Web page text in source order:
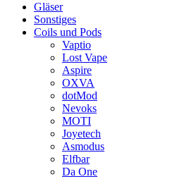
Gläser
Sonstiges
Coils und Pods
Vaptio
Lost Vape
Aspire
OXVA
dotMod
Nevoks
MOTI
Joyetech
Asmodus
Elfbar
Da One